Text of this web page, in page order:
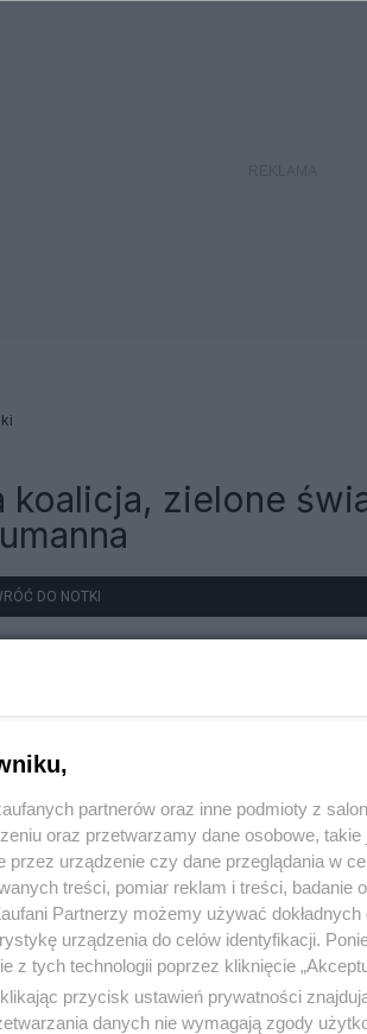
koalicja, zielone
DO NOTKI
partnerów oraz inne podmioty z
oraz przetwarzamy dane osobowe,
przez urządzenie czy dane przeglądania w
treści, pomiar reklam i treści, badanie
Partnerzy możemy używać
urządzenia do celów identyfikacji.
z tych technologii poprzez kliknięcie
przycisk ustawień prywatności
danych nie wymagają zgody